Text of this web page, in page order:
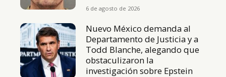
6 de agosto de 2026
Nuevo México demanda al
Departamento de Justicia y a
Todd Blanche, alegando que
obstaculizaron la
investigación sobre Epstein